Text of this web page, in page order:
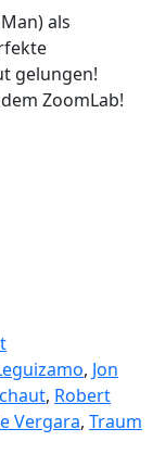
als
gelungen!
ZoomLab!
, Jon
, Robert
Vergara, Traum